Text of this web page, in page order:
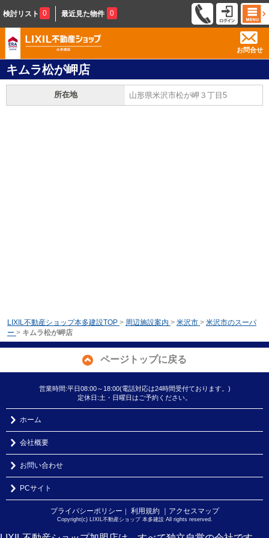
検討リスト 0 最近見た物件 0
お問合せ
キムラ松が岬店
所在地 山形県米沢市松が岬３丁目5
LIXIL不動産ショップ本多建設TOP > 周辺施設案内 > 米沢市 > 米沢市のスーパ
ー > キムラ松が岬店
ページトップに戻る
営業時間:平日08:00～18:00(電話対応は24時間受付ております。)
定休日:土・日曜日はご予約ください。
ホーム
会社概要
お問い合わせ
PCサイト
プライバシーポリシー ｜ 利用規約 ｜アクセスマップ
Copyright(c) LIXIL不動産ショップ 本多建設 All rights reserved.